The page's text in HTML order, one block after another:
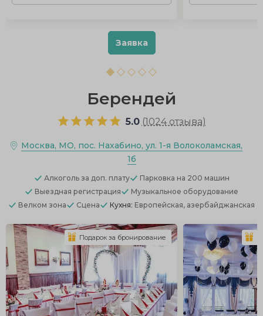
Заявка
Берендей
5.0 (1024 отзыва)
Москва, МО, пос. Нахабино, ул. 1-я Волоколамская,
1б
Алкоголь за доп. плату Парковка на 200 машин
Выездная регистрация
Музыкальное оборудование
Велком зона
Сцена Кухня: Европейская, азербайджанская
Подарок за бронирование